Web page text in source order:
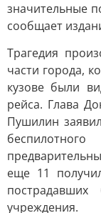
значительные
сообщает
Трагедия
части города,
кузове были
рейса. Глава
Пушилин
еще 11
учреждения.